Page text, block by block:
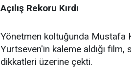
Açılış Rekoru Kırdı
Yönetmen koltuğunda Mustafa
Yurtseven'in kaleme aldığı film,
dikkatleri üzerine çekti.